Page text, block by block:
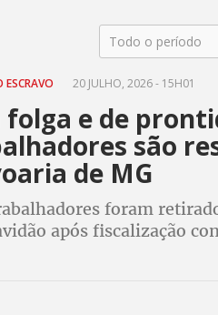
Todo o período
ESCRAVO 20 JULHO, 2026 - 15H01
folga e de
são
de MG
foram
após fiscalização